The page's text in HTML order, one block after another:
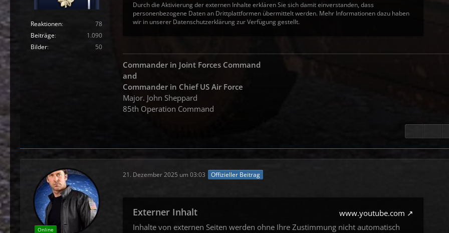
Reaktionen
78
Beiträge
1.090
Bilder
50
Durch die Aktivierung der externen Inhalte erklären Sie sich damit einverstanden, dass
personenbezogene Daten an Drittplattformen übermittelt werden. Mehr Informationen dazu haben
wir in unserer Datenschutzerklärung zur Verfügung gestellt.
Commander in Joint Forces Command
and
Commander in Chief US Air Force
Major. John Sheppard
85th Operation Command
Online
21. Dezember 2025 um 03:03 Offizieller Beitrag
Externer Inhalt
www.youtube.com
Inhalte von externen Seiten werden ohne Ihre Zustimmung nicht automatisch